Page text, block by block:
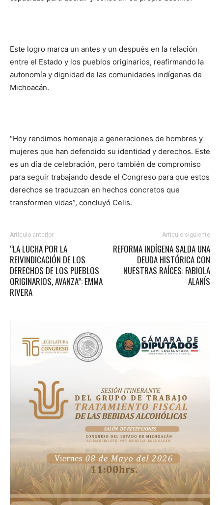
Este logro marca un antes y un después en la relación
entre el Estado y los pueblos originarios, reafirmando la
autonomía y dignidad de las comunidades indígenas de
Michoacán.
“Hoy rendimos homenaje a generaciones de hombres y
mujeres que han defendido su identidad y derechos. Este
es un día de celebración, pero también de compromiso
para seguir trabajando desde el Congreso para que estos
derechos se traduzcan en hechos concretos que
transformen vidas”, concluyó Celis.
Artículo anterior
“LA LUCHA POR LA
REIVINDICACIÓN DE LOS
DERECHOS DE LOS PUEBLOS
ORIGINARIOS, AVANZA”: EMMA
RIVERA
Artículo siguiente
REFORMA INDÍGENA SALDA UNA
DEUDA HISTÓRICA CON
NUESTRAS RAÍCES: FABIOLA
ALANÍS